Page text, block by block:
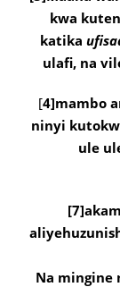
kwa
katika
ulafi, na
[4]mambo
ninyi
ule
Na mingine